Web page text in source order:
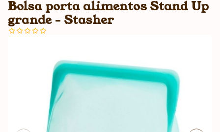
Bolsa porta alimentos Stand Up
grande - Stasher